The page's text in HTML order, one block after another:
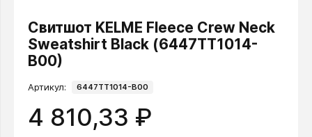
Свитшот KELME Fleece Crew Neck
Sweatshirt Black (6447TT1014-
B00)
Артикул: 6447TT1014-B00
4 810,33 ₽